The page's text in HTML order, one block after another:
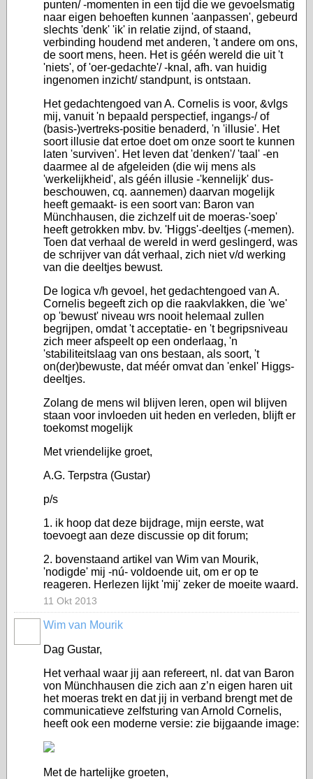
punten/ -momenten in een tijd die we gevoelsmatig
naar eigen behoeften kunnen 'aanpassen', gebeurd
slechts 'denk' 'ik' in relatie zijnd, of staand,
verbinding houdend met anderen, 't andere om ons,
de soort mens, heen. Het is géén wereld die uit 't
'niets', of 'oer-gedachte'/ -knal, afh. van huidig
ingenomen inzicht/ standpunt, is ontstaan.
Het gedachtengoed van A. Cornelis is voor, &vlgs
mij, vanuit 'n bepaald perspectief, ingangs-/ of
(basis-)vertreks-positie benaderd, 'n 'illusie'. Het
soort illusie dat ertoe doet om onze soort te kunnen
laten 'surviven'. Het leven dat 'denken'/ 'taal' -en
daarmee al de afgeleiden (die wij mens als
'werkelijkheid', als géén illusie -'kennelijk' dus-
beschouwen, cq. aannemen) daarvan mogelijk
heeft gemaakt- is een soort van: Baron van
Münchhausen, die zichzelf uit de moeras-'soep'
heeft getrokken mbv. bv. 'Higgs'-deeltjes (-memen).
Toen dat verhaal de wereld in werd geslingerd, was
de schrijver van dát verhaal, zich niet v/d werking
van die deeltjes bewust.
De logica v/h gevoel, het gedachtengoed van A.
Cornelis begeeft zich op die raakvlakken, die 'we'
op 'bewust' niveau wrs nooit helemaal zullen
begrijpen, omdat 't acceptatie- en 't begripsniveau
zich meer afspeelt op een onderlaag, 'n
'stabiliteitslaag van ons bestaan, als soort, 't
on(der)bewuste, dat méér omvat dan 'enkel' Higgs-
deeltjes.
Zolang de mens wil blijven leren, open wil blijven
staan voor invloeden uit heden en verleden, blijft er
toekomst mogelijk
Met vriendelijke groet,
A.G. Terpstra (Gustar)
p/s
1. ik hoop dat deze bijdrage, mijn eerste, wat
toevoegt aan deze discussie op dit forum;
2. bovenstaand artikel van Wim van Mourik,
'nodigde' mij -nú- voldoende uit, om er op te
reageren. Herlezen lijkt 'mij' zeker de moeite waard.
11 Okt 2013
Wim van Mourik
Dag Gustar,
Het verhaal waar jij aan refereert, nl. dat van Baron
von Münchhausen die zich aan z’n eigen haren uit
het moeras trekt en dat jij in verband brengt met de
communicatieve zelfsturing van Arnold Cornelis,
heeft ook een moderne versie: zie bijgaande image:
Met de hartelijke groeten,